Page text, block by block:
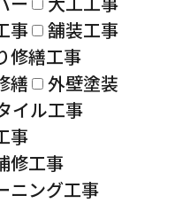
事
舗装工事
修繕工事
繕
外壁塗装
イル工事
事
修工事
ニング工事